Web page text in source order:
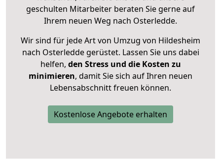
geschulten Mitarbeiter beraten Sie gerne auf
Ihrem neuen Weg nach Osterledde.
Wir sind für jede Art von Umzug von Hildesheim
nach Osterledde gerüstet. Lassen Sie uns dabei
helfen, den Stress und die Kosten zu
minimieren, damit Sie sich auf Ihren neuen
Lebensabschnitt freuen können.
Kostenlose Angebote erhalten